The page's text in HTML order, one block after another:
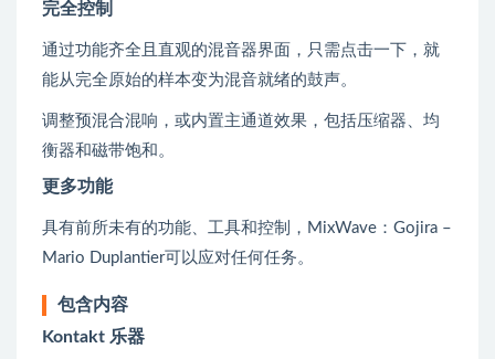
完全控制
通过功能齐全且直观的混音器界面，只需点击一下，就
能从完全原始的样本变为混音就绪的鼓声。
调整预混合混响，或内置主通道效果，包括压缩器、均
衡器和磁带饱和。
更多功能
具有前所未有的功能、工具和控制，MixWave：Gojira –
Mario Duplantier可以应对任何任务。
包含内容
Kontakt 乐器